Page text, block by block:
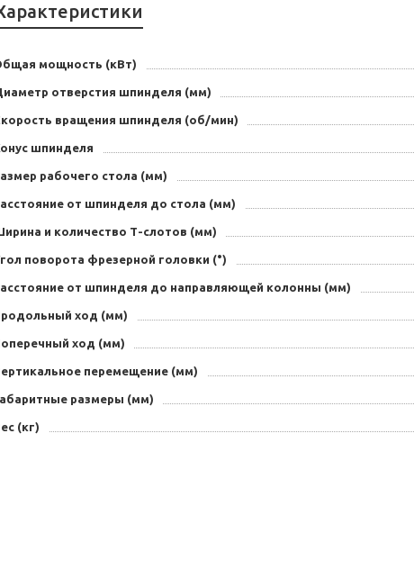
мощность (кВт)
отверстия шпинделя (мм)
вращения шпинделя (об/мин)
шпинделя
рабочего стола (мм)
от шпинделя до стола (мм)
и количество Т-слотов (мм)
поворота фрезерной головки (°)
от шпинделя до направляющей колонны (мм)
ход (мм)
ход (мм)
перемещение (мм)
размеры (мм)
(кг)